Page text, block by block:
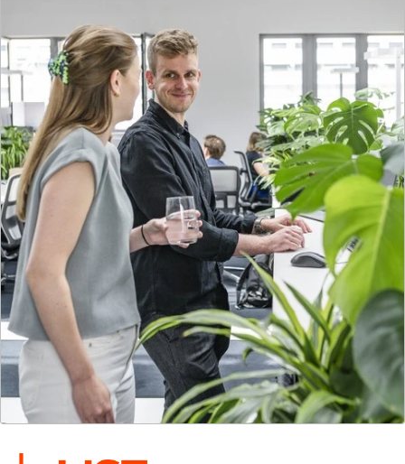
Wir entwickeln Gebäude, in denen Pflege,
Teilhabe, Bildung und Menschlichkeit Raum
finden – wirtschaftlich tragfähig, nachhaltig und
zukunftsfähig.
Mehr zur Gesellschaft